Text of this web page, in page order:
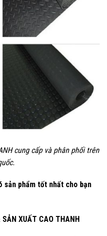
cung cấp và phân phối trên
sản phẩm tốt nhất cho bạn
XUẤT CAO THANH